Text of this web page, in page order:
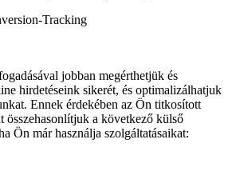
Tracking
jobban megérthetjük és
hirdetéseink sikerét, és optimalizálhatjuk
Ennek érdekében az Ön titkosított
összehasonlítjuk a következő külső
Ön már használja szolgáltatásaikat: